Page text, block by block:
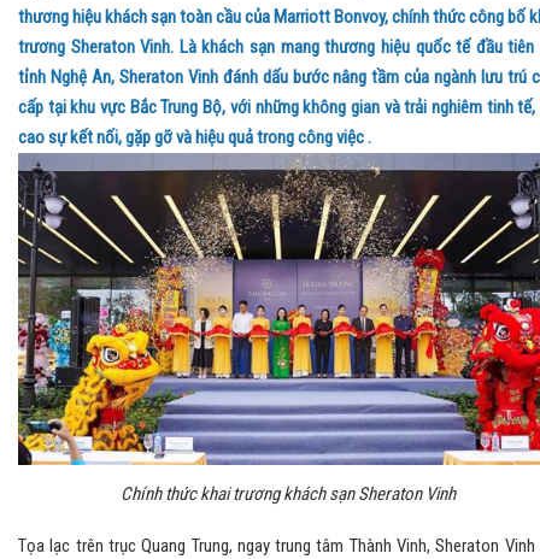
thương hiệu khách sạn toàn cầu của Marriott Bonvoy, chính thức công bố
trương Sheraton Vinh. Là khách sạn mang thương hiệu quốc tế đầu tiên
tỉnh Nghệ An, Sheraton Vinh đánh dấu bước nâng tầm của ngành lưu trú
cấp tại khu vực Bắc Trung Bộ, với những không gian và trải nghiêm tinh tế,
cao sự kết nối, gặp gỡ và hiệu quả trong công việc .
Chính thức khai trương khách sạn Sheraton Vinh
Tọa lạc trên trục Quang Trung, ngay trung tâm Thành Vinh, Sheraton